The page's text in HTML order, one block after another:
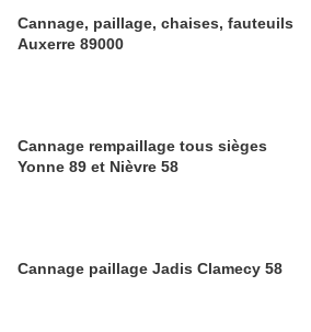
Cannage, paillage, chaises, fauteuils
Auxerre 89000
Cannage rempaillage tous sièges
Yonne 89 et Nièvre 58
Cannage paillage Jadis Clamecy 58